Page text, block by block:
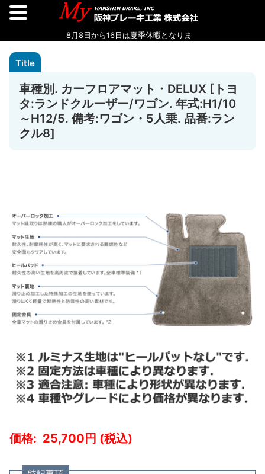
車種別. カーフロアマット・DELUX [トヨ
タ:ランドクルーザー/ワゴン. 年式:H1/10
～H12/5. 備考:ワゴン・5人乗. 品番:ラン
クル8]
25,700